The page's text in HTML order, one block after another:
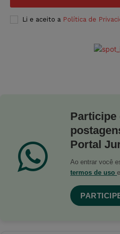
Li e aceito a Política de
Participe
Portal
Ao entrar você
termos de uso e